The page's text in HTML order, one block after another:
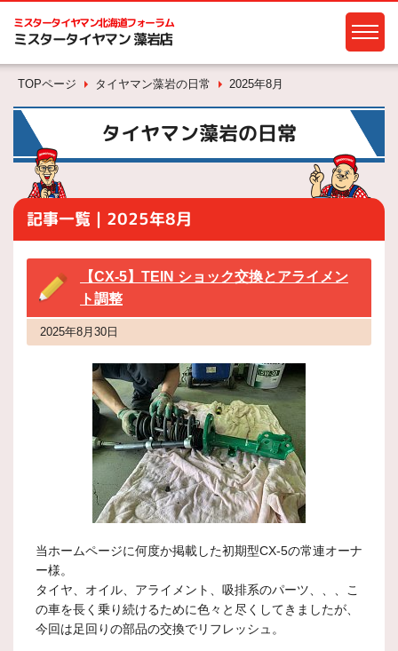
ミスタータイヤマン北海道フォーラム
ミスタータイヤマン 藻岩店
TOPページ タイヤマン藻岩の日常 2025年8月
タイヤマン藻岩の日常
記事一覧｜2025年8月
【CX-5】TEIN ショック交換とアライメン
ト調整
2025年8月30日
当ホームページに何度か掲載した初期型CX-5の常連オーナ
ー様。
タイヤ、オイル、アライメント、吸排系のパーツ、、、こ
の車を長く乗り続けるために色々と尽くしてきましたが、
今回は足回りの部品の交換でリフレッシュ。